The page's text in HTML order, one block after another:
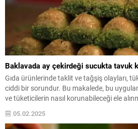
Baklavada ay çekirdeği sucukta tavuk
Gıda ürünlerinde taklit ve tağşiş olayları,
ciddi bir sorundur. Bu makalede, bu
ve tüketicilerin nasıl korunabileceği ele
05.02.2025